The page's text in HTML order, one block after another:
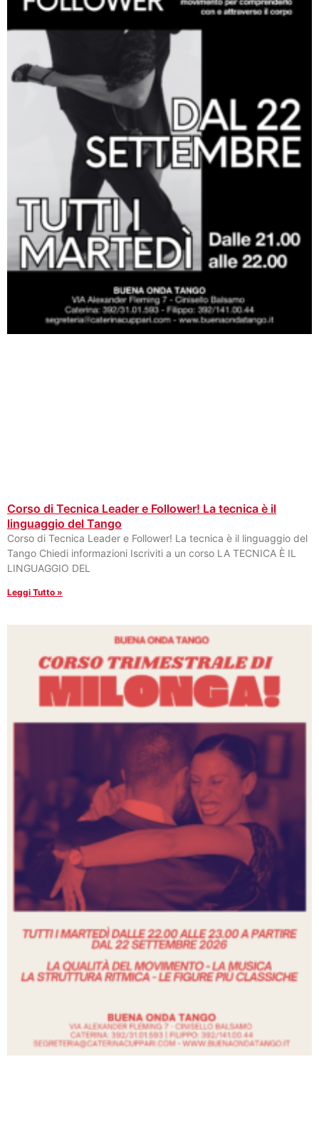
Corso di Tecnica Leader e Follower! La tecnica è il
linguaggio del Tango
Corso di Tecnica Leader e Follower! La tecnica è il linguaggio del
Tango Chiedi informazioni Iscriviti a un corso LA TECNICA È IL
LINGUAGGIO DEL
Leggi Tutto »